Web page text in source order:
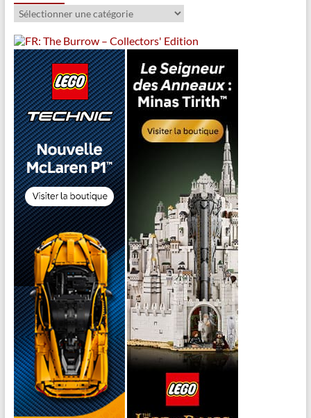
Catégories